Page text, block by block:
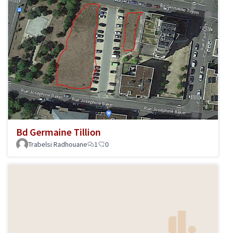
Bd Germaine Tillion
Trabelsi Radhouane 1 0